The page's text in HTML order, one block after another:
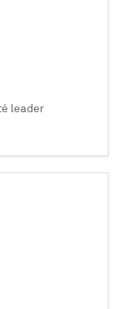
leader
EN
dév